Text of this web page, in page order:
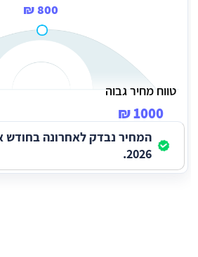
800 ₪
טווח מחיר גבוה
1000 ₪
המחיר נבדק לאחרונה בחודש
2026.